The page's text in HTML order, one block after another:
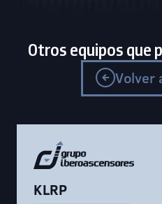
Otros equipos que
Volver
KLRP